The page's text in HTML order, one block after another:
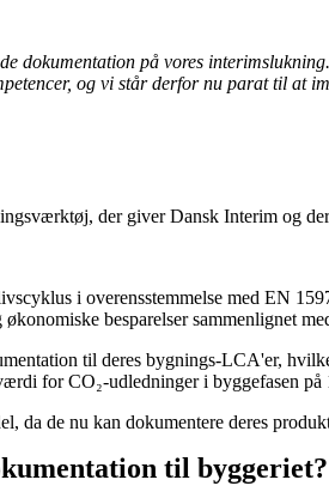
på vores
og vi står derfor nu parat til at
der giver Dansk Interim og
i overensstemmelse med EN
besparelser sammenlignet
til deres bygnings-LCA'er,
for CO₂-udledninger i byggefasen på
da de nu kan dokumentere deres
til byggeriet?